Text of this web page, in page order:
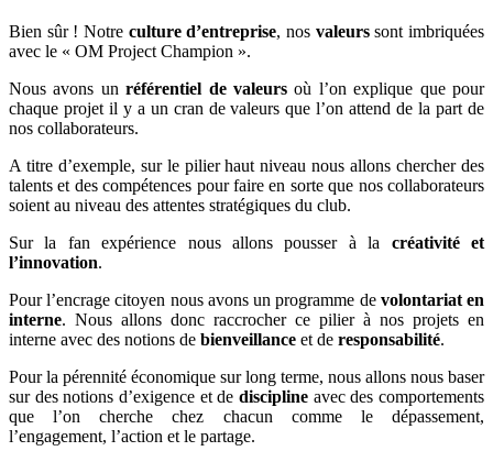
Bien sûr ! Notre culture d’entreprise, nos valeurssont imbriquées
avec le « OM Project Champion ».
Nous avons unréférentiel de valeurs où l’on explique que pour
chaque projet il y a un cran de valeurs que l’on attend de la part de
nos collaborateurs.
A titre d’exemple, sur le pilier haut niveau nous allons chercher des
talents et des compétences pour faire en sorte que nos collaborateurs
soient au niveau des attentes stratégiques du club.
Sur la fan expérience nous allons pousser à la créativité et
l’innovation.
Pour l’encrage citoyen nous avons un programme de volontariat en
interne. Nous allons donc raccrocher ce pilier à nos projets en
interne avec des notions de bienveillance et de responsabilité.
Pour la pérennité économique sur long terme, nous allons nous baser
sur des notions d’exigence et de discipline avec des comportements
que l’on cherche chez chacun comme le dépassement,
l’engagement, l’action et le partage.